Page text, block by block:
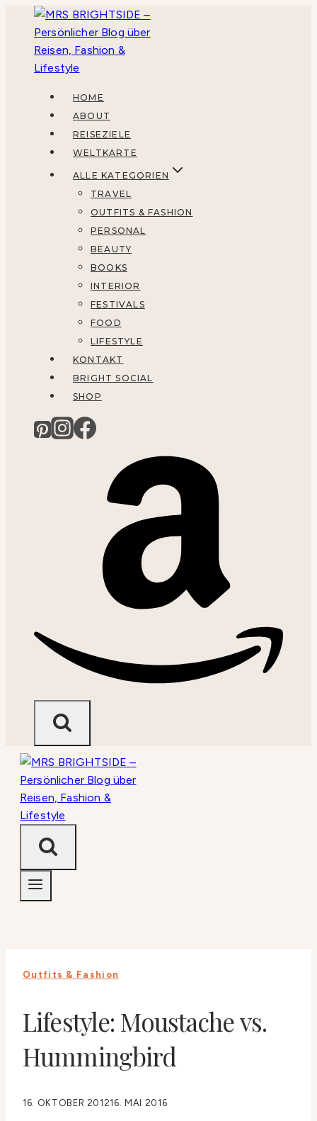
springen
HOME
ABOUT
REISEZIELE
WELTKARTE
ALLE KATEGORIEN
TRAVEL
OUTFITS & FASHION
PERSONAL
BEAUTY
BOOKS
INTERIOR
FESTIVALS
FOOD
LIFESTYLE
KONTAKT
BRIGHT SOCIAL
SHOP
Outfits & Fashion
Lifestyle: Moustache vs.
Hummingbird
16. OKTOBER 201216. MAI 2016